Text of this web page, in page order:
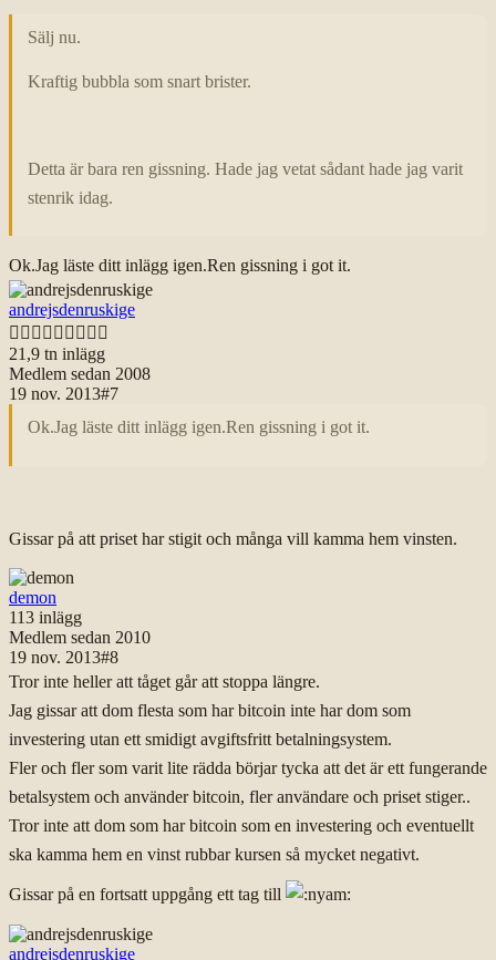
Sälj nu.
Kraftig bubbla som snart brister.
Detta är bara ren gissning. Hade jag vetat sådant hade jag varit
stenrik idag.
Ok.Jag läste ditt inlägg igen.Ren gissning i got it.
andrejsdenruskige

21,9 tn inlägg
Medlem sedan 2008
19 nov. 2013#7
Ok.Jag läste ditt inlägg igen.Ren gissning i got it.
Gissar på att priset har stigit och många vill kamma hem vinsten.
demon
113 inlägg
Medlem sedan 2010
19 nov. 2013#8
Tror inte heller att tåget går att stoppa längre.
Jag gissar att dom flesta som har bitcoin inte har dom som
investering utan ett smidigt avgiftsfritt betalningsystem.
Fler och fler som varit lite rädda börjar tycka att det är ett fungerande
betalsystem och använder bitcoin, fler användare och priset stiger..
Tror inte att dom som har bitcoin som en investering och eventuellt
ska kamma hem en vinst rubbar kursen så mycket negativt.
Gissar på en fortsatt uppgång ett tag till
andrejsdenruskige